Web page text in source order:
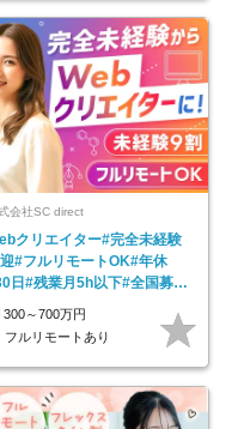
会社SC direct
クリエイター#完全未経験
#フルリモートOK#年休
日#残業月5h以下#全国募集
大1年の研修
300～700万円
フルリモートあり